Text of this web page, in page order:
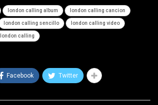
london calling album london calling cancion
london calling sencillo london calling video
calling
Facebook Twitter